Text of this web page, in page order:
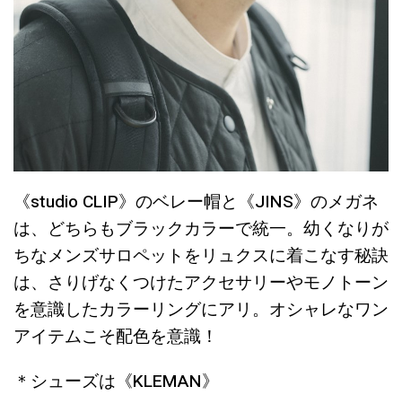
《studio CLIP》のベレー帽と《JINS》のメガネ
は、どちらもブラックカラーで統一。幼くなりが
ちなメンズサロペットをリュクスに着こなす秘訣
は、さりげなくつけたアクセサリーやモノトーン
を意識したカラーリングにアリ。オシャレなワン
アイテムこそ配色を意識！
＊シューズは《KLEMAN》